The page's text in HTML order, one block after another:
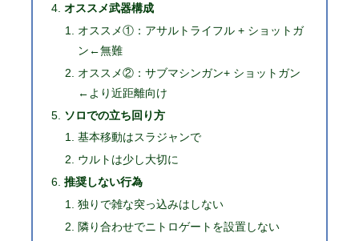
オススメ武器構成
オススメ①：アサルトライフル + ショットガ
ン←無難
オススメ②：サブマシンガン+ ショットガン
←より近距離向け
ソロでの立ち回り方
基本移動はスラジャンで
ウルトは少し大切に
推奨しない行為
独りで雑な突っ込みはしない
隣り合わせでニトロゲートを設置しない